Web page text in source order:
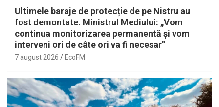
Ultimele baraje de protecție de pe Nistru au
fost demontate. Ministrul Mediului: „Vom
continua monitorizarea permanentă și vom
interveni ori de câte ori va fi necesar”
7 august 2026 EcoFM